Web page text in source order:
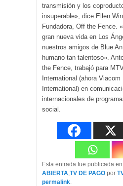
transmisión y los
insuperable», dice Ellen
Fundadora, Off the Fence.
gran nueva vida en Los
nuestros amigos de Blue
humano tan talentoso».
the Fence, trabajó para
International (ahora Viacom
International) en
internacionales de
social.
Esta entrada fue publicada en
ABIERTA TV DE PAGO por
permalink